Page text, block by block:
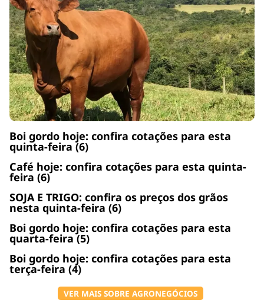
Boi gordo hoje: confira cotações para esta
quinta-feira (6)
Café hoje: confira cotações para esta quinta-
feira (6)
SOJA E TRIGO: confira os preços dos grãos
nesta quinta-feira (6)
Boi gordo hoje: confira cotações para esta
quarta-feira (5)
Boi gordo hoje: confira cotações para esta
terça-feira (4)
VER MAIS SOBRE AGRONEGÓCIOS